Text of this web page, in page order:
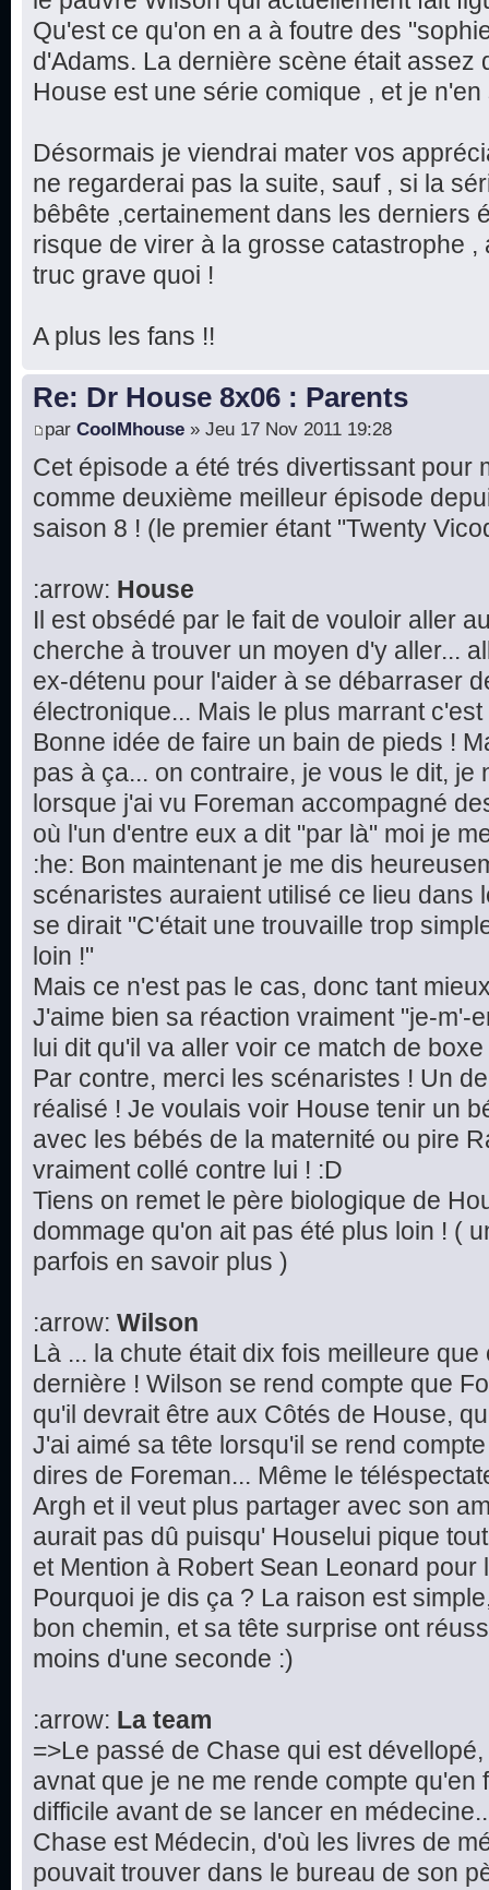
Qu'est ce qu'on en a à foutre des
d'Adams. La dernière scène était assez
House est une série comique , et je
Désormais je viendrai mater vos
ne regarderai pas la suite, sauf , si la
bêbête ,certainement dans les derniers
risque de virer à la grosse catastrophe ,
truc grave quoi !
A plus les fans !!
Re: Dr House 8x06 : Parents
par CoolMhouse » Jeu 17 Nov 2011 19:28
Cet épisode a été trés divertissant pour
comme deuxième meilleur épisode
saison 8 ! (le premier étant "Twenty
:arrow: House
Il est obsédé par le fait de vouloir aller
cherche à trouver un moyen d'y aller...
ex-détenu pour l'aider à se débarraser
électronique... Mais le plus marrant
Bonne idée de faire un bain de pieds !
pas à ça... on contraire, je vous le dit, je
lorsque j'ai vu Foreman accompagné
où l'un d'entre eux a dit "par là" moi je
:he: Bon maintenant je me dis
scénaristes auraient utilisé ce lieu dans
se dirait "C'était une trouvaille trop
loin !"
Mais ce n'est pas le cas, donc tant
J'aime bien sa réaction vraiment "je-m'-
lui dit qu'il va aller voir ce match de boxe
Par contre, merci les scénaristes ! Un
réalisé ! Je voulais voir House tenir un
avec les bébés de la maternité ou pire
vraiment collé contre lui ! :D
Tiens on remet le père biologique de
dommage qu'on ait pas été plus loin ! (
parfois en savoir plus )
:arrow: Wilson
Là ... la chute était dix fois meilleure
dernière ! Wilson se rend compte que
qu'il devrait être aux Côtés de House,
J'ai aimé sa tête lorsqu'il se rend
dires de Foreman... Même le
Argh et il veut plus partager avec son
aurait pas dû puisqu' Houselui pique
et Mention à Robert Sean Leonard pour
Pourquoi je dis ça ? La raison est
bon chemin, et sa tête surprise ont
moins d'une seconde :)
:arrow: La team
=>Le passé de Chase qui est
avnat que je ne me rende compte qu'en
difficile avant de se lancer en
Chase est Médecin, d'où les livres de
pouvait trouver dans le bureau de son